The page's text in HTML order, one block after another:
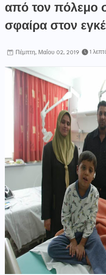
από τον πόλεμο
σφαίρα στον
Πέμπτη, Μαΐου 02, 2019 1